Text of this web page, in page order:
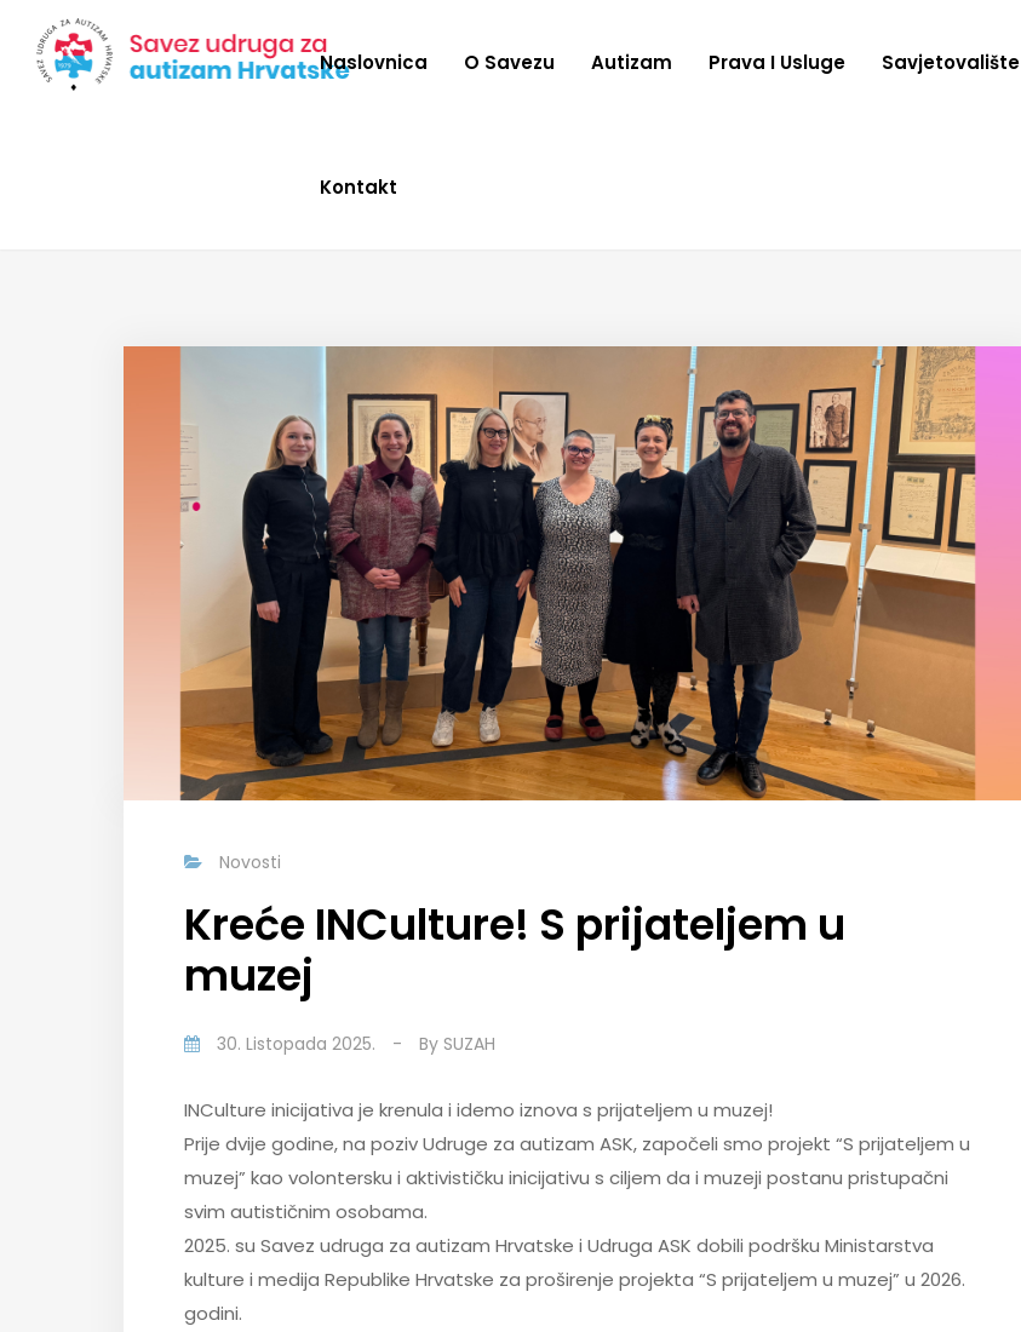
Naslovnica O Savezu Autizam Prava I Usluge Savjetovalište
Kontakt
Novosti
Kreće INCulture! S prijateljem u
muzej
30. Listopada 2025. - By SUZAH
INCulture inicijativa je krenula i idemo iznova s prijateljem u muzej!
Prije dvije godine, na poziv Udruge za autizam ASK, započeli smo projekt “S prijateljem u
muzej” kao volontersku i aktivističku inicijativu s ciljem da i muzeji postanu pristupačni
svim autističnim osobama.
2025. su Savez udruga za autizam Hrvatske i Udruga ASK dobili podršku Ministarstva
kulture i medija Republike Hrvatske za proširenje projekta “S prijateljem u muzej” u 2026.
godini.